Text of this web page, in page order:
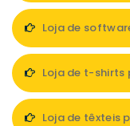
Loja de
Loja de t-shirts
Loja de têxteis